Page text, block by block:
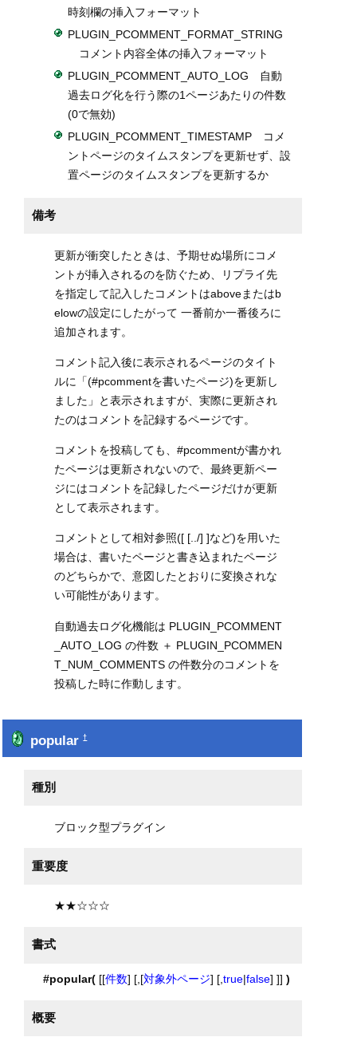
時刻欄の挿入フォーマット
PLUGIN_PCOMMENT_FORMAT_STRING
コメント内容全体の挿入フォーマット
PLUGIN_PCOMMENT_AUTO_LOG 自動
過去ログ化を行う際の1ページあたりの件数
(0で無効)
PLUGIN_PCOMMENT_TIMESTAMP コメ
ントページのタイムスタンプを更新せず、設
置ページのタイムスタンプを更新するか
備考
更新が衝突したときは、予期せぬ場所にコメ
ントが挿入されるのを防ぐため、リプライ先
を指定して記入したコメントはaboveまたはb
elowの設定にしたがって 一番前か一番後ろに
追加されます。
コメント記入後に表示されるページのタイト
ルに「(#pcommentを書いたページ)を更新し
ました」と表示されますが、実際に更新され
たのはコメントを記録するページです。
コメントを投稿しても、#pcommentが書かれ
たページは更新されないので、最終更新ペー
ジにはコメントを記録したページだけが更新
として表示されます。
コメントとして相対参照([ [../] ]など)を用いた
場合は、書いたページと書き込まれたページ
のどちらかで、意図したとおりに変換されな
い可能性があります。
自動過去ログ化機能は PLUGIN_PCOMMENT
_AUTO_LOG の件数 ＋ PLUGIN_PCOMMEN
T_NUM_COMMENTS の件数分のコメントを
投稿した時に作動します。
popular†
種別
ブロック型プラグイン
重要度
★★☆☆☆
書式
#popular([[件数] [,[対象外ページ] [, true|false] ]] )
概要